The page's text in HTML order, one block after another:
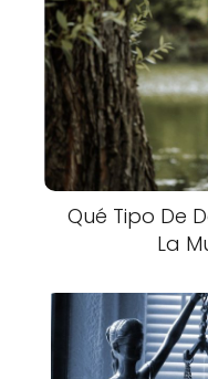
Qué Tipo De
La